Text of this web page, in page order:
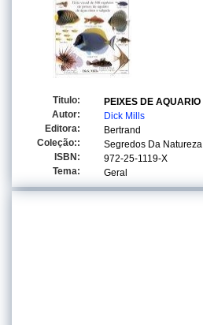
Titulo:
PEIXES DE AQUARIO
Autor:
Dick Mills
Editora:
Bertrand
Coleção::
Segredos Da Natureza
ISBN:
972-25-1119-X
Tema:
Geral